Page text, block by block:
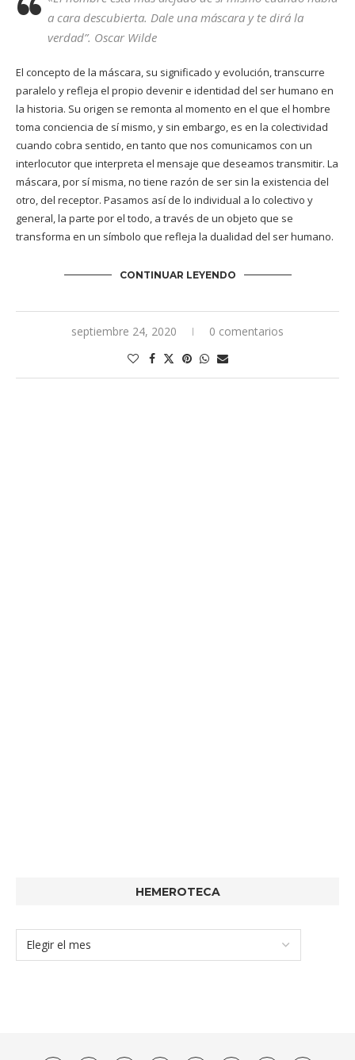
a cara descubierta. Dale una máscara y te dirá la
verdad”. Oscar Wilde
El concepto de la máscara, su significado y evolución, transcurre
paralelo y refleja el propio devenir e identidad del ser humano en
la historia. Su origen se remonta al momento en el que el hombre
toma conciencia de sí mismo, y sin embargo, es en la colectividad
cuando cobra sentido, en tanto que nos comunicamos con un
interlocutor que interpreta el mensaje que deseamos transmitir. La
máscara, por sí misma, no tiene razón de ser sin la existencia del
otro, del receptor. Pasamos así de lo individual a lo colectivo y
general, la parte por el todo, a través de un objeto que se
transforma en un símbolo que refleja la dualidad del ser humano.
CONTINUAR LEYENDO
septiembre 24, 2020 0 comentarios
HEMEROTECA